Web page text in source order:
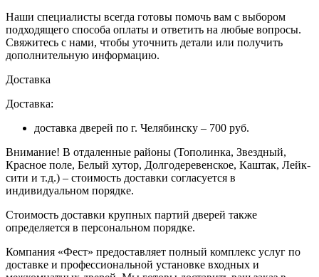
Наши специалисты всегда готовы помочь вам с выбором
подходящего способа оплаты и ответить на любые вопросы.
Свяжитесь с нами, чтобы уточнить детали или получить
дополнительную информацию.
Доставка
Доставка:
доставка дверей по г. Челябинску – 700 руб.
Внимание! В отдаленные районы (Тополинка, Звездный,
Красное поле, Белый хутор, Долгодеревенское, Каштак, Лейк-
сити и т.д.) – стоимость доставки согласуется в
индивидуальном порядке.
Стоимость доставки крупных партий дверей также
определяется в персональном порядке.
Компания «Фест» предоставляет полный комплекс услуг по
доставке и профессиональной установке входных и